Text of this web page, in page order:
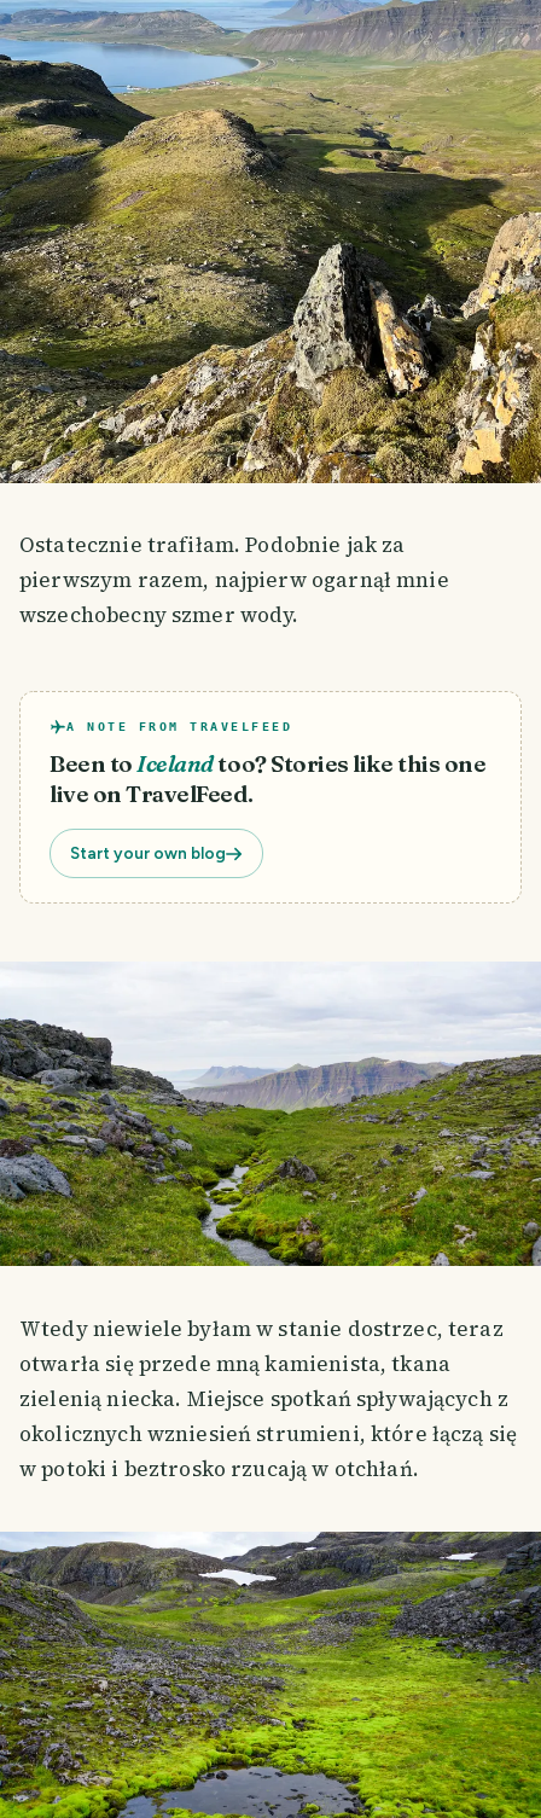
Ostatecznie trafiłam. Podobnie jak za
pierwszym razem, najpierw ogarnął mnie
wszechobecny szmer wody.
A NOTE FROM TRAVELFEED
Been toIcelandtoo? Stories like this one
live on TravelFeed.
Start your own blog
Wtedy niewiele byłam w stanie dostrzec, teraz
otwarła się przede mną kamienista, tkana
zielenią niecka. Miejsce spotkań spływających z
okolicznych wzniesień strumieni, które łączą się
w potoki i beztrosko rzucają w otchłań.